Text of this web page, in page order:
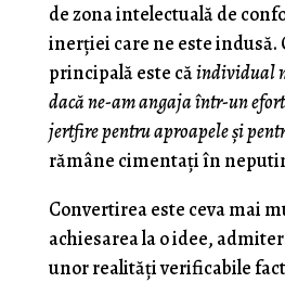
de zona intelectuală de
inerţiei care ne este indusă.
principală este căindividual
dacă ne-am angaja într-un
jertfire pentru aproapele şi
rămâne cimentaţi în
Convertirea este ceva mai
achiesarea la o idee,
unor realităţi verificabile